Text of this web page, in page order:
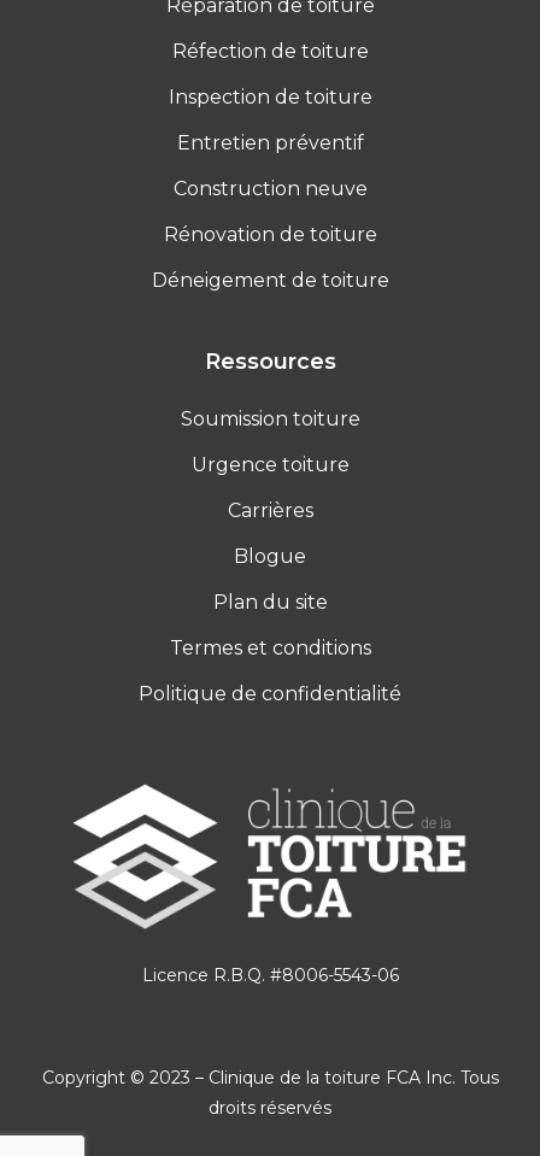
Réparation de toiture
Réfection de toiture
Inspection de toiture
Entretien préventif
Construction neuve
Rénovation de toiture
Déneigement de toiture
Ressources
Soumission toiture
Urgence toiture
Carrières
Blogue
Plan du site
Termes et conditions
Politique de confidentialité
Licence R.B.Q. #8006-5543-06
Copyright © 2023 – Clinique de la toiture FCA Inc. Tous
droits réservés